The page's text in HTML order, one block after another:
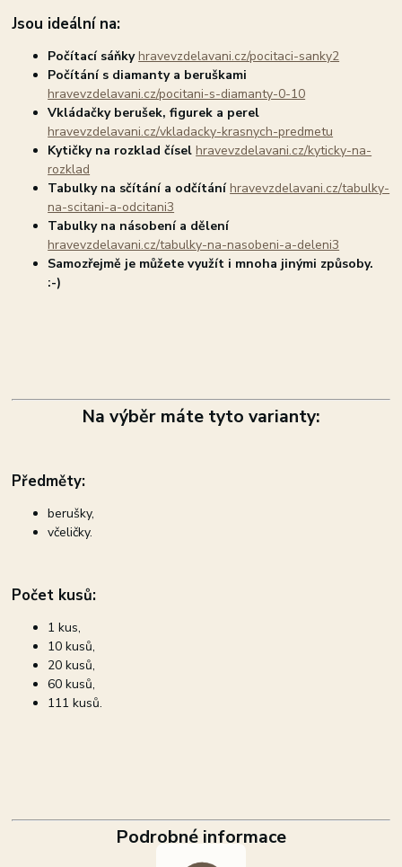
Jsou ideální na:
Počítací sáňkyhravevzdelavani.cz/pocitaci-sanky2
Počítání s diamanty a beruškami
hravevzdelavani.cz/pocitani-s-diamanty-0-10
Vkládačky berušek, figurek a perel
hravevzdelavani.cz/vkladacky-krasnych-predmetu
Kytičky na rozklad číselhravevzdelavani.cz/kyticky-na-
rozklad
Tabulky na sčítání a odčítáníhravevzdelavani.cz/tabulky-
na-scitani-a-odcitani3
Tabulky na násobení a dělení
hravevzdelavani.cz/tabulky-na-nasobeni-a-deleni3
Samozřejmě je můžete využít i mnoha jinými způsoby.
:-)
Na výběr máte tyto varianty:
Předměty:
berušky,
včeličky.
Počet kusů:
1 kus,
10 kusů,
20 kusů,
60 kusů,
111 kusů.
Podrobné informace